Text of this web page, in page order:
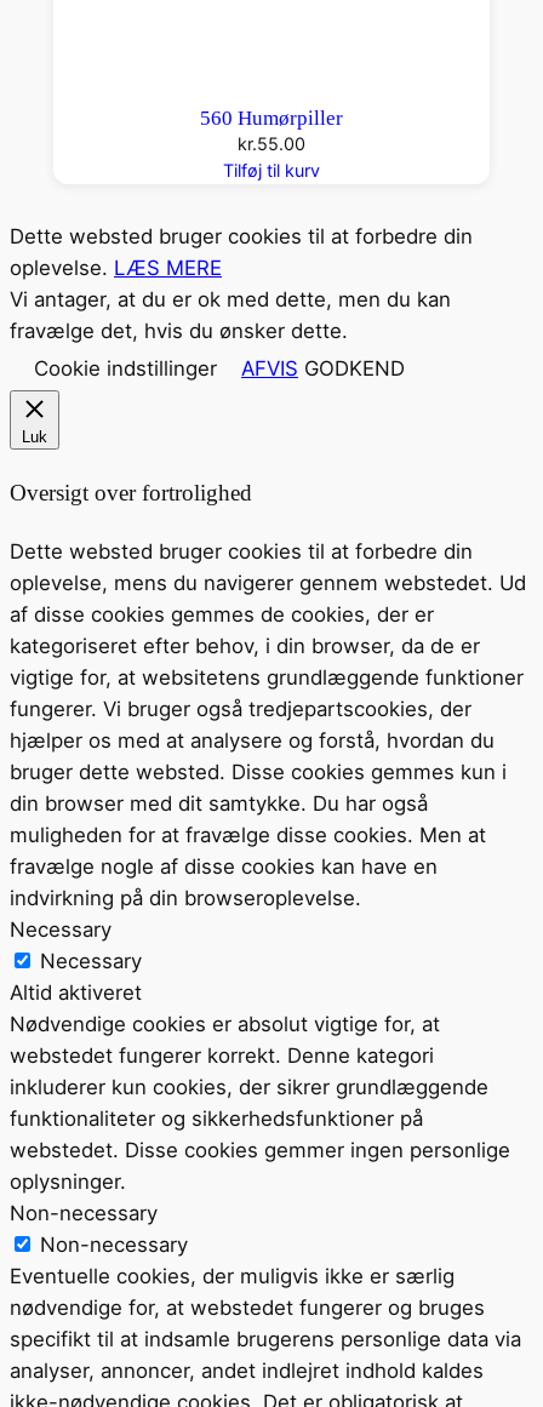
560 Humørpiller
kr.55.00
Tilføj til kurv
Dette websted bruger cookies til at forbedre din
oplevelse. LÆS MERE
Vi antager, at du er ok med dette, men du kan
fravælge det, hvis du ønsker dette.
Cookie indstillinger
AFVIS GODKEND
Luk
Oversigt over fortrolighed
Dette websted bruger cookies til at forbedre din
oplevelse, mens du navigerer gennem webstedet. Ud
af disse cookies gemmes de cookies, der er
kategoriseret efter behov, i din browser, da de er
vigtige for, at websitetens grundlæggende funktioner
fungerer. Vi bruger også tredjepartscookies, der
hjælper os med at analysere og forstå, hvordan du
bruger dette websted. Disse cookies gemmes kun i
din browser med dit samtykke. Du har også
muligheden for at fravælge disse cookies. Men at
fravælge nogle af disse cookies kan have en
indvirkning på din browseroplevelse.
Necessary
Necessary
Altid aktiveret
Nødvendige cookies er absolut vigtige for, at
webstedet fungerer korrekt. Denne kategori
inkluderer kun cookies, der sikrer grundlæggende
funktionaliteter og sikkerhedsfunktioner på
webstedet. Disse cookies gemmer ingen personlige
oplysninger.
Non-necessary
Non-necessary
Eventuelle cookies, der muligvis ikke er særlig
nødvendige for, at webstedet fungerer og bruges
specifikt til at indsamle brugerens personlige data via
analyser, annoncer, andet indlejret indhold kaldes